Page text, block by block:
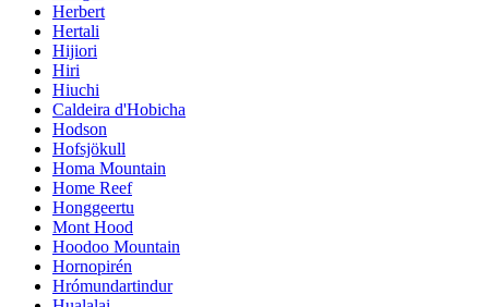
Herbert
Hertali
Hijiori
Hiri
Hiuchi
Caldeira d'Hobicha
Hodson
Hofsjökull
Homa Mountain
Home Reef
Honggeertu
Mont Hood
Hoodoo Mountain
Hornopirén
Hrómundartindur